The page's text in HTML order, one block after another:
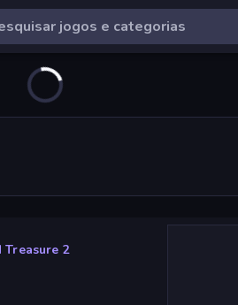
Treasure 2